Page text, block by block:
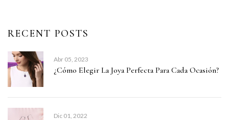
RECENT POSTS
Abr 05, 2023
¿Cómo Elegir La Joya Perfecta Para Cada Ocasión?
Dic 01, 2022